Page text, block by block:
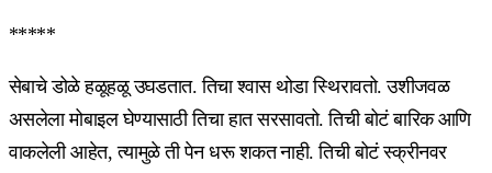
*****
सेबाचे डोळे हळूहळू उघडतात. तिचा श्वास थोडा स्थिरावतो. उशीजवळ
असलेला मोबाइल घेण्यासाठी तिचा हात सरसावतो. तिची बोटं बारिक आणि
वाकलेली आहेत, त्यामुळे ती पेन धरू शकत नाही. तिची बोटं स्क्रीनवर